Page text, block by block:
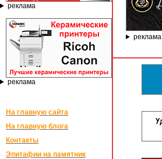
реклама
реклама
На главную сайта
На главную блога
Контакты
Эпитафии на памятник
реклама